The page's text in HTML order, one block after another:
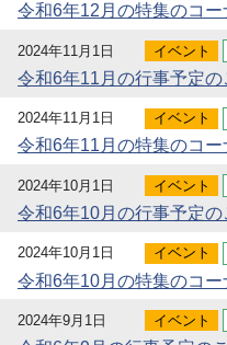
令和6年12月の特集のコ
2024年11月1日 イベント
令和6年11月の行事予定の
2024年11月1日 イベント
令和6年11月の特集のコ
2024年10月1日 イベント
令和6年10月の行事予定の
2024年10月1日 イベント
令和6年10月の特集のコ
2024年9月1日 イベント